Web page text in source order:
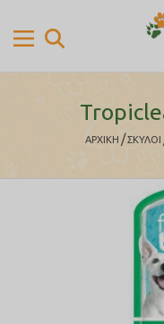
ΑΡΧΙΚΉ / ΣΚΥΛΟΙ